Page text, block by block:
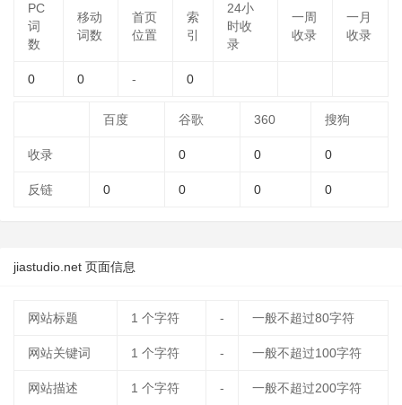
PC
词
数
移动
词数
首页
位置
索
引
24小
时收
录
一周
收录
一月
收录
0 0 - 0
百度 谷歌 360 搜狗
收录 0 0 0
反链 0 0 0 0
jiastudio.net 页面信息
网站标题 1 个字符 - 一般不超过80字符
网站关键词 1 个字符 - 一般不超过100字符
网站描述 1 个字符 - 一般不超过200字符